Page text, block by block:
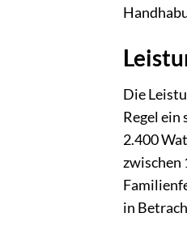
Die
Regel ein
2.400
zwischen
in